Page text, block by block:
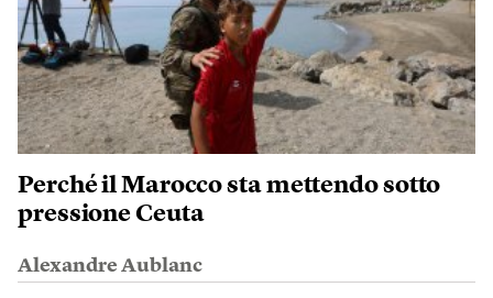
Perché il Marocco sta mettendo sotto
pressione Ceuta
Alexandre Aublanc